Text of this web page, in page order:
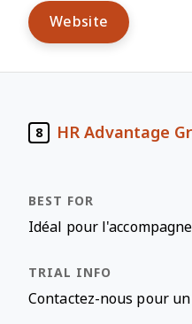
Website
8 HR Advantage
Idéal pour
Contactez-nous pour